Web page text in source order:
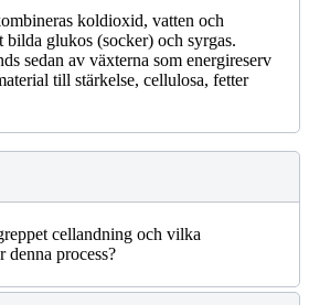
koldioxid, vatten och
bilda glukos (socker) och syrgas.
sedan av växterna som energireserv
till stärkelse, cellulosa, fetter
cellandning och vilka
denna process?